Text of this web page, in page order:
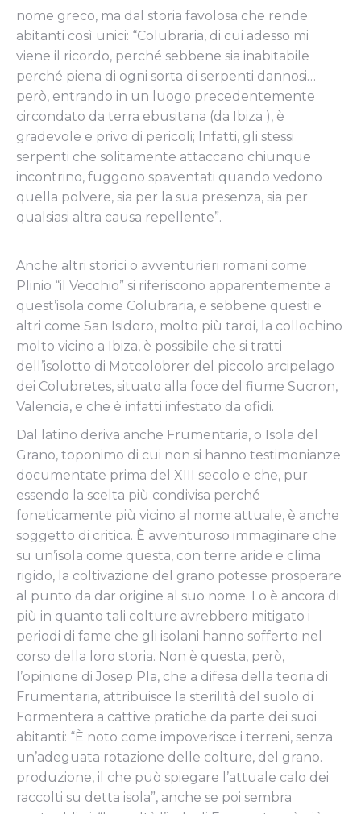
nome greco, ma dal storia favolosa che rende
abitanti così unici: “Colubraria, di cui adesso mi
viene il ricordo, perché sebbene sia inabitabile
perché piena di ogni sorta di serpenti dannosi…
però, entrando in un luogo precedentemente
circondato da terra ebusitana (da Ibiza ), è
gradevole e privo di pericoli; Infatti, gli stessi
serpenti che solitamente attaccano chiunque
incontrino, fuggono spaventati quando vedono
quella polvere, sia per la sua presenza, sia per
qualsiasi altra causa repellente”.
Anche altri storici o avventurieri romani come
Plinio “il Vecchio” si riferiscono apparentemente a
quest’isola come Colubraria, e sebbene questi e
altri come San Isidoro, molto più tardi, la collochino
molto vicino a Ibiza, è possibile che si tratti
dell’isolotto di Motcolobrer del piccolo arcipelago
dei Colubretes, situato alla foce del fiume Sucron,
Valencia, e che è infatti infestato da ofidi.
Dal latino deriva anche Frumentaria, o Isola del
Grano, toponimo di cui non si hanno testimonianze
documentate prima del XIII secolo e che, pur
essendo la scelta più condivisa perché
foneticamente più vicino al nome attuale, è anche
soggetto di critica. È avventuroso immaginare che
su un’isola come questa, con terre aride e clima
rigido, la coltivazione del grano potesse prosperare
al punto da dar origine al suo nome. Lo è ancora di
più in quanto tali colture avrebbero mitigato i
periodi di fame che gli isolani hanno sofferto nel
corso della loro storia. Non è questa, però,
l’opinione di Josep Pla, che a difesa della teoria di
Frumentaria, attribuisce la sterilità del suolo di
Formentera a cattive pratiche da parte dei suoi
abitanti: “È noto come impoverisce i terreni, senza
un’adeguata rotazione delle colture, del grano.
produzione, il che può spiegare l’attuale calo dei
raccolti su detta isola”, anche se poi sembra